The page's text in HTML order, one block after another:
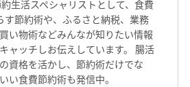
生活スペシャリストとして、食費
す節約術や、ふるさと納税、業務
い物術などみんなが知りたい情報
ャッチしお伝えしています。 腸活
資格を活かし、節約術だけでな
い食費節約術も発信中。